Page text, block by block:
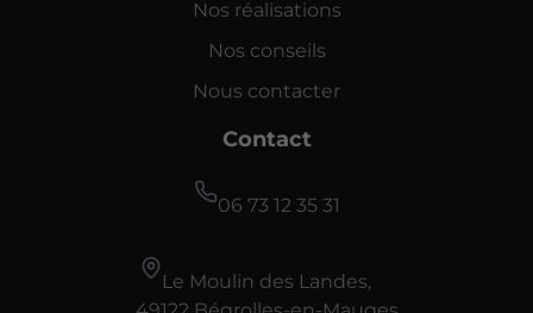
Nos réalisations
Nos conseils
Nous contacter
Contact
06 73 12 35 31
Le Moulin des Landes,